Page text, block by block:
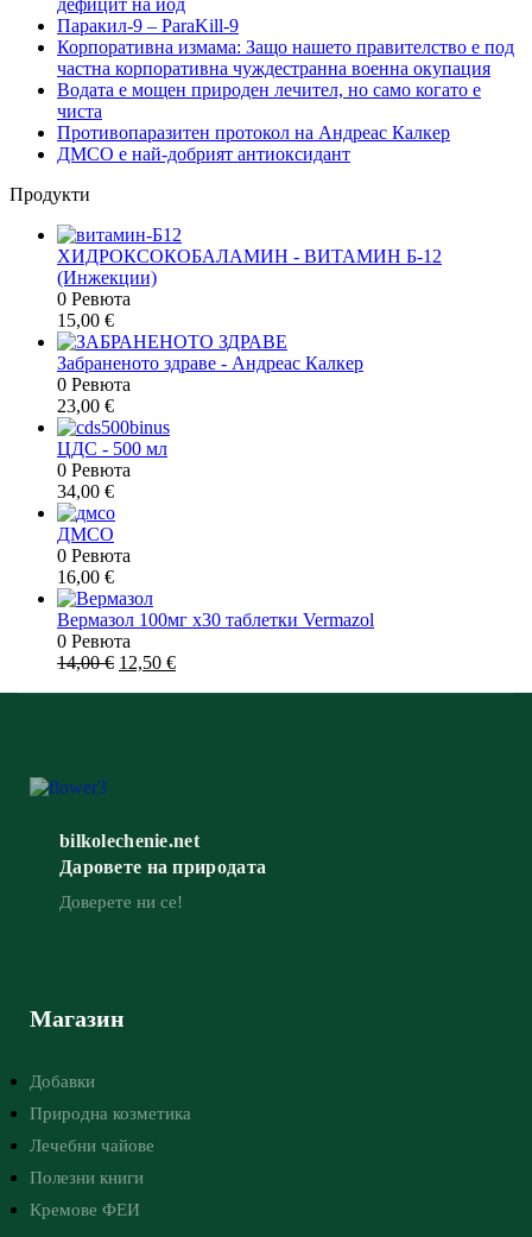
дефицит на йод
Паракил-9 – ParaKill-9
Корпоративна измама: Защо нашето правителство е под
частна корпоративна чуждестранна военна окупация
Водата е мощен природен лечител, но само когато е
чиста
Противопаразитен протокол на Андреас Калкер
ДМСО е най-добрият антиоксидант
Продукти
ХИДРОКСОКОБАЛАМИН - ВИТАМИН Б-12
(Инжекции)
0 Ревюта
15,00 €
Забраненото здраве - Андреас Калкер
0 Ревюта
23,00 €
ЦДС - 500 мл
0 Ревюта
34,00 €
ДМСО
0 Ревюта
16,00 €
Вермазол 100мг х30 таблетки Vermazol
0 Ревюта
14,00€ 12,50 €
Магазин
Добавки
Природна козметика
Лечебни чайове
Полезни книги
Кремове ФЕИ
bilkolechenie.net
Даровете на природата
Доверете ни се!